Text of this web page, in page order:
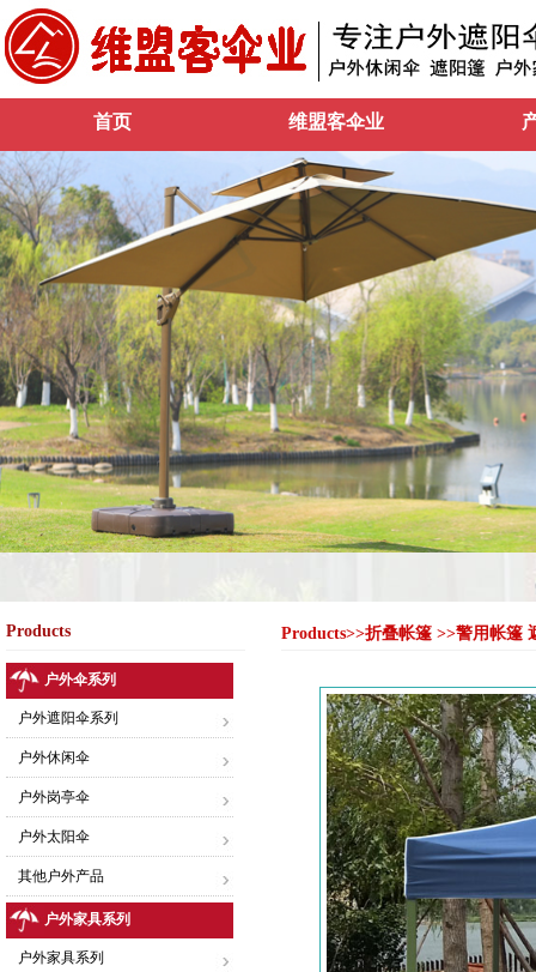
首页 维盟客伞业
Products
户外伞系列
户外遮阳伞系列
户外休闲伞
户外岗亭伞
户外太阳伞
其他户外产品
户外家具系列
户外家具系列
Products>>折叠帐篷 >>警用帐篷